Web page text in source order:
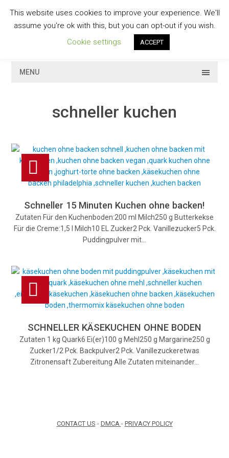
contentGESCHMACKVOLL
MENU
schneller kuchen
Schneller 15 Minuten Kuchen ohne backen!
Zutaten Für den Kuchenboden:200 ml Milch250 g Butterkekse
Für die Creme:1,5 l Milch10 EL Zucker2 Pck. Vanillezucker5 Pck.
Puddingpulver mit…
SCHNELLER KÄSEKUCHEN OHNE BODEN
Zutaten 1 kg Quark6 Ei(er)100 g Mehl250 g Margarine250 g
Zucker1/2 Pck. Backpulver2 Pck. Vanillezuckeretwas
Zitronensaft Zubereitung Alle Zutaten miteinander…
CONTACT US - DMCA - PRIVACY POLICY
This website uses cookies to improve your experience. We'll
assume you're ok with this, but you can opt-out if you wish.
Cookie settings
ACCEPT